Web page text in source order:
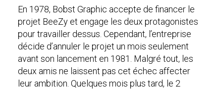
En 1978, Bobst Graphic accepte de financer le
projet BeeZy et engage les deux protagonistes
pour travailler dessus. Cependant, l’entreprise
décide d’annuler le projet un mois seulement
avant son lancement en 1981. Malgré tout, les
deux amis ne laissent pas cet échec affecter
leur ambition. Quelques mois plus tard, le 2